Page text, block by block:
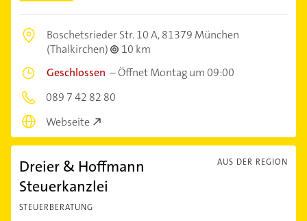
Boschetsrieder Str. 10 A,81379 München
(Thalkirchen)
10 km
Geschlossen –Öffnet Montag um 09:00
089 7 42 82 80
Webseite
AUS DER REGION
Dreier & Hoffmann
Steuerkanzlei
STEUERBERATUNG